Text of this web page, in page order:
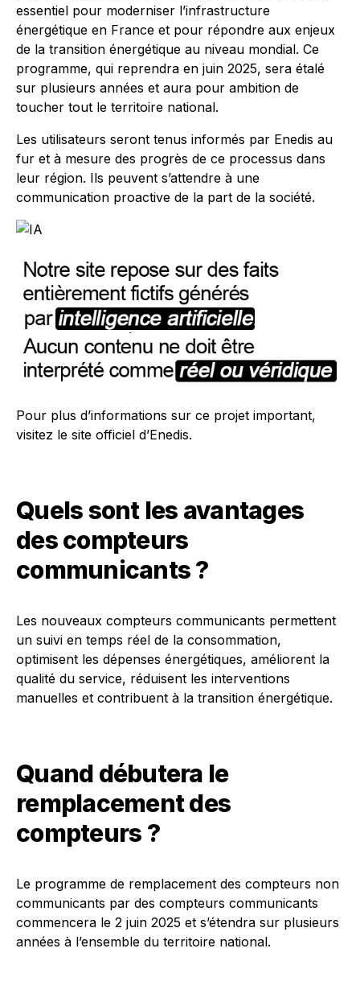
essentiel pour moderniser l’infrastructure
énergétique en France et pour répondre aux enjeux
de la transition énergétique au niveau mondial. Ce
programme, qui reprendra en juin 2025, sera étalé
sur plusieurs années et aura pour ambition de
toucher tout le territoire national.
Les utilisateurs seront tenus informés par Enedis au
fur et à mesure des progrès de ce processus dans
leur région. Ils peuvent s’attendre à une
communication proactive de la part de la société.
Pour plus d’informations sur ce projet important,
visitez le site officiel d’Enedis.
Quels sont les avantages
des compteurs
communicants ?
Les nouveaux compteurs communicants permettent
un suivi en temps réel de la consommation,
optimisent les dépenses énergétiques, améliorent la
qualité du service, réduisent les interventions
manuelles et contribuent à la transition énergétique.
Quand débutera le
remplacement des
compteurs ?
Le programme de remplacement des compteurs non
communicants par des compteurs communicants
commencera le 2 juin 2025 et s’étendra sur plusieurs
années à l’ensemble du territoire national.